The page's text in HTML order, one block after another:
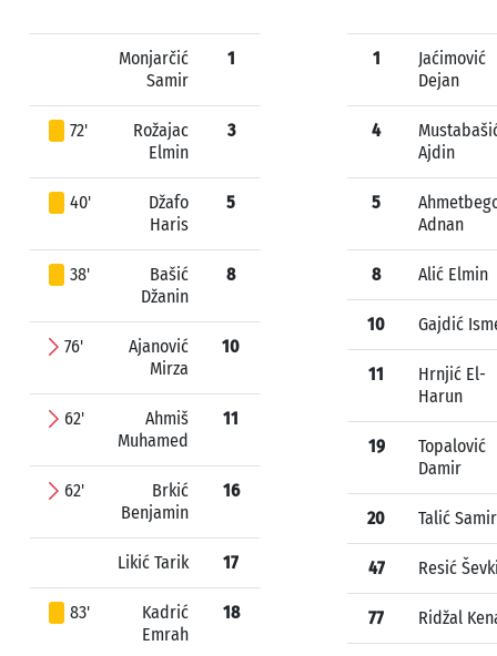
Monjarčić
Samir
1
72'
Rožajac
Elmin
3
40'
Džafo
Haris
5
38'
Bašić
Džanin
8
76'
Ajanović
Mirza
10
62'
Ahmiš
Muhamed
11
62'
Brkić
Benjamin
16
Likić Tarik 17
83'
Kadrić
Emrah
18
1
Jaćimović
Dejan
4
Ajdin
5
Adnan
8 Alić Elmin
10 Gajdić
11
Hrnjić El-
Harun
19
Topalović
Damir
20 Talić Samir
47 Resić
77 Ridžal